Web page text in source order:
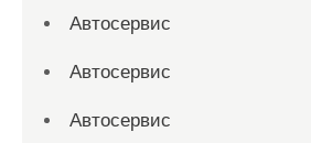
Автосервис
Автосервис
Автосервис